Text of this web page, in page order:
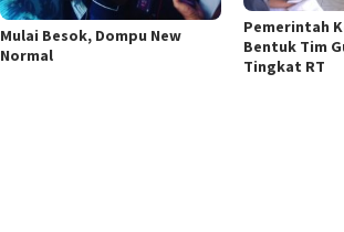
Mulai Besok, Dompu New
Normal
Pemerintah
Bentuk Tim
Tingkat RT